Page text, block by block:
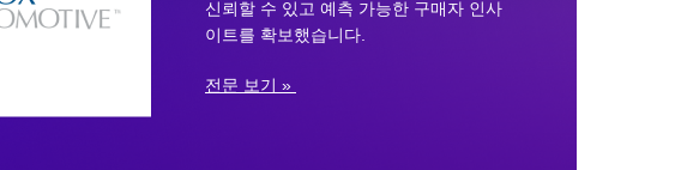
신뢰할 수 있고 예측 가능한 구매자 인사
이트를 확보했습니다.
전문 보기 »